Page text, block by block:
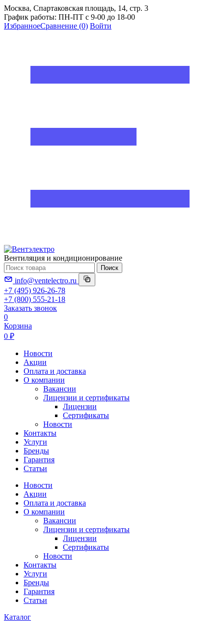
Москва, Спартаковская площадь, 14, стр. 3
График работы: ПН-ПТ с 9-00 до 18-00
ИзбранноеСравнение (0) Войти
Вентиляция и кондиционирование
Поиск
info@ventelectro.ru
+7 (495) 926-26-78
+7 (800) 555-21-18
Заказать звонок
0
Корзина
0 ₽
Новости
Акции
Оплата и доставка
О компании
Вакансии
Лицензии и сертификаты
Лицензии
Сертификаты
Новости
Контакты
Услуги
Бренды
Гарантия
Статьи
Новости
Акции
Оплата и доставка
О компании
Вакансии
Лицензии и сертификаты
Лицензии
Сертификаты
Новости
Контакты
Услуги
Бренды
Гарантия
Статьи
Каталог